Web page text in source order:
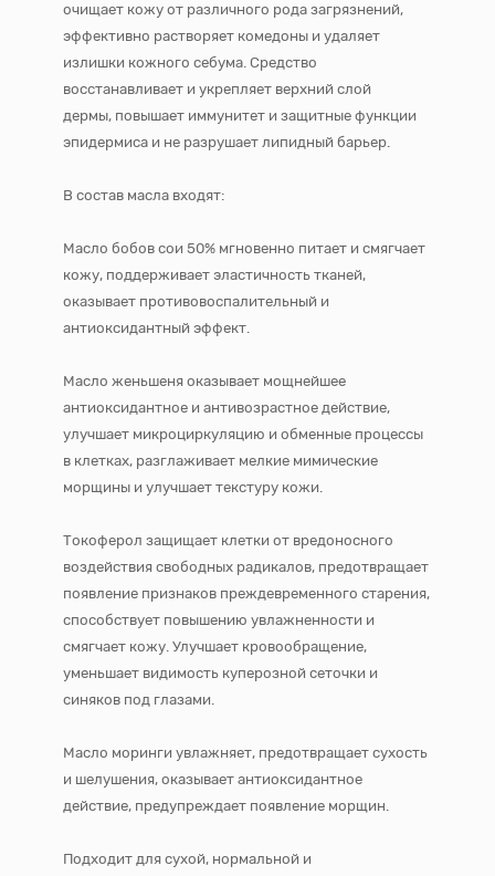
очищает кожу от различного рода загрязнений,
эффективно растворяет комедоны и удаляет
излишки кожного себума. Средство
восстанавливает и укрепляет верхний слой
дермы, повышает иммунитет и защитные функции
эпидермиса и не разрушает липидный барьер.
В состав масла входят:
Масло бобов сои 50% мгновенно питает и смягчает
кожу, поддерживает эластичность тканей,
оказывает противовоспалительный и
антиоксидантный эффект.
Масло женьшеня оказывает мощнейшее
антиоксидантное и антивозрастное действие,
улучшает микроциркуляцию и обменные процессы
в клетках, разглаживает мелкие мимические
морщины и улучшает текстуру кожи.
Токоферол защищает клетки от вредоносного
воздействия свободных радикалов, предотвращает
появление признаков преждевременного старения,
способствует повышению увлажненности и
смягчает кожу. Улучшает кровообращение,
уменьшает видимость куперозной сеточки и
синяков под глазами.
Масло моринги увлажняет, предотвращает сухость
и шелушения, оказывает антиоксидантное
действие, предупреждает появление морщин.
Подходит для сухой, нормальной и